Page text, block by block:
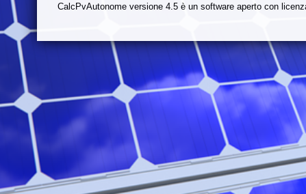
CalcPvAutonome versione 4.5 è un software aperto con